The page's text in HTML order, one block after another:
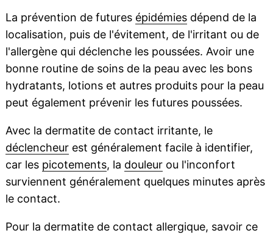
La prévention de futures épidémiesdépend de la
localisation, puis de l'évitement, de l'irritant ou de
l'allergène qui déclenche les poussées. Avoir une
bonne routine de soins de la peau avec les bons
hydratants, lotions et autres produits pour la peau
peut également prévenir les futures poussées.
Avec la dermatite de contact irritante, le
déclencheurest généralement facile à identifier,
car les picotements, la douleurou l'inconfort
surviennent généralement quelques minutes après
le contact.
Pour la dermatite de contact allergique, savoir ce